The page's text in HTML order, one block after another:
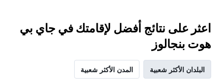
اعثر على نتائج أفضل لإقامتك في جاي بي
هوت بنجالوز
البلدان الأكثر شعبية المدن الأكثر شعبية